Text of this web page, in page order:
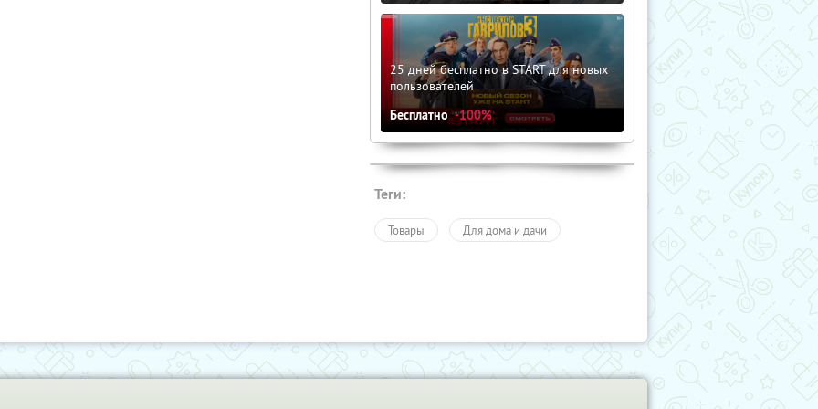
25 дней бесплатно в START для новых
пользователей
Бесплатно -100%
Теги:
Товары Для дома и дачи